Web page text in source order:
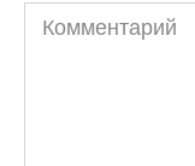
Комментарий